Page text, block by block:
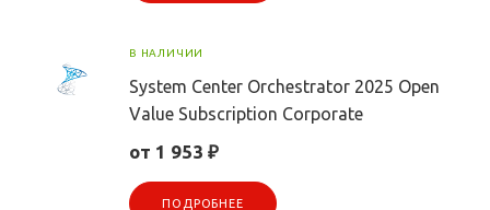
В НАЛИЧИИ
System Center Orchestrator 2025 Open
Value Subscription Corporate
от 1 953 ₽
ПОДРОБНЕЕ